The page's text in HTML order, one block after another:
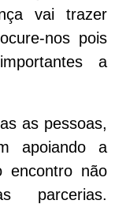
vai trazer
nos pois
a
as pessoas,
apoiando a
encontro não
parcerias.